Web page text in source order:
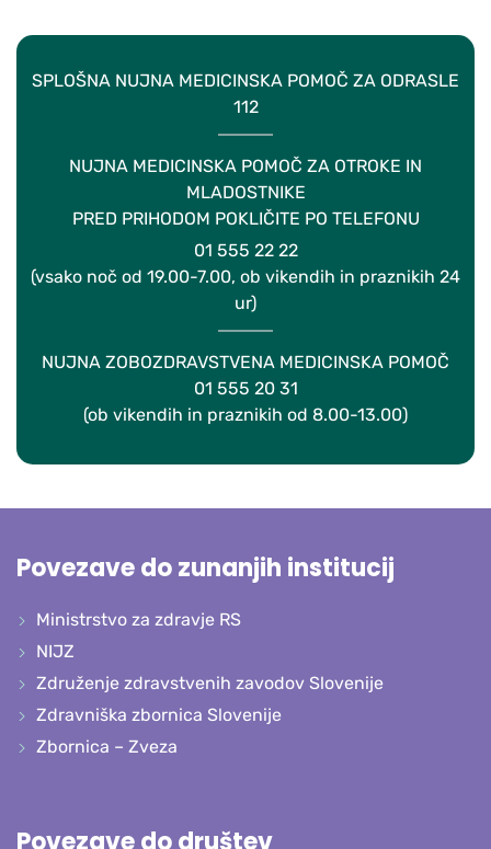
SPLOŠNA NUJNA MEDICINSKA POMOČ ZA ODRASLE
112
NUJNA MEDICINSKA POMOČ ZA OTROKE IN
MLADOSTNIKE
PRED PRIHODOM POKLIČITE PO TELEFONU
01 555 22 22
(vsako noč od 19.00-7.00, ob vikendih in praznikih 24
ur)
NUJNA ZOBOZDRAVSTVENA MEDICINSKA POMOČ
01 555 20 31
(ob vikendih in praznikih od 8.00-13.00)
Povezave do zunanjih institucij
Ministrstvo za zdravje RS
NIJZ
Združenje zdravstvenih zavodov Slovenije
Zdravniška zbornica Slovenije
Zbornica – Zveza
Povezave do društev